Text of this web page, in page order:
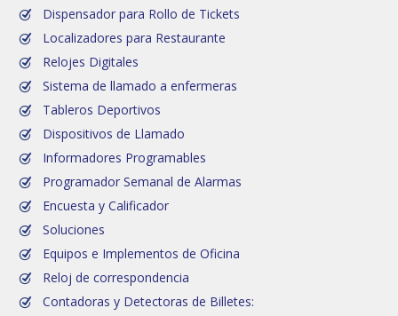
Dispensador para Rollo de Tickets
Localizadores para Restaurante
Relojes Digitales
Sistema de llamado a enfermeras
Tableros Deportivos
Dispositivos de Llamado
Informadores Programables
Programador Semanal de Alarmas
Encuesta y Calificador
Soluciones
Equipos e Implementos de Oficina
Reloj de correspondencia
Contadoras y Detectoras de Billetes: